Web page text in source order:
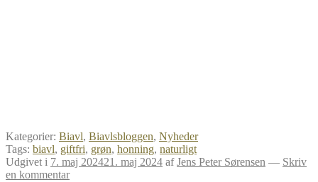
Kategorier: Biavl, Biavlsbloggen, Nyheder
Tags: biavl, giftfri, grøn, honning, naturligt
Udgivet i 7. maj 202421. maj 2024 afJens Peter Sørensen — Skriv
en kommentar